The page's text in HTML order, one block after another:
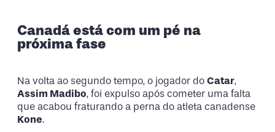
Canadá está com um pé na
próxima fase
Na volta ao segundo tempo, o jogador do Catar,
Assim Madibo, foi expulso após cometer uma falta
que acabou fraturando a perna do atleta canadense
Kone.